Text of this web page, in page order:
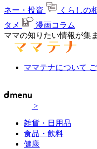
ネー・投資
くらしの
タメ
漫画コラム
ママの知りたい情報が集
ママテナについて
>
雑貨・日用品
食品・飲料
健康